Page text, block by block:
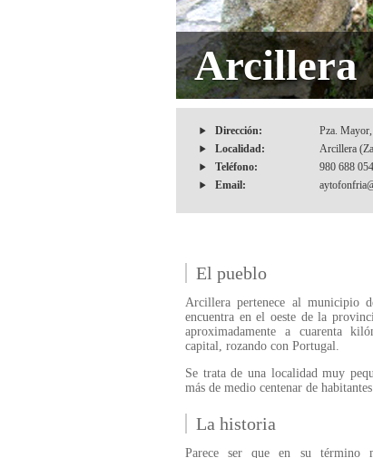
Arcillera
Dirección:
Pza.
Localidad:
Arcillera
Teléfono:
980 688 054
Email:
El pueblo
Arcillera pertenece al municipio
encuentra en el oeste de la
aproximadamente a cuarenta
capital, rozando con Portugal.
Se trata de una localidad muy
más de medio centenar de
La historia
Parece ser que en su término